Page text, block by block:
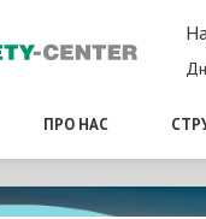
ПРО НАС